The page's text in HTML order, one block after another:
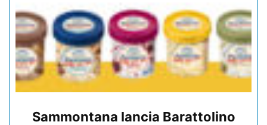
Sammontana lancia Barattolino